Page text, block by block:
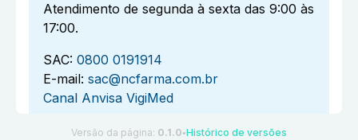
Atendimento de segunda à sexta das 9:00 às
17:00.
SAC: 0800 0191914
E-mail: sac@ncfarma.com.br
Canal Anvisa VigiMed
Versão da página: 0.1.0 ●Histórico de versões